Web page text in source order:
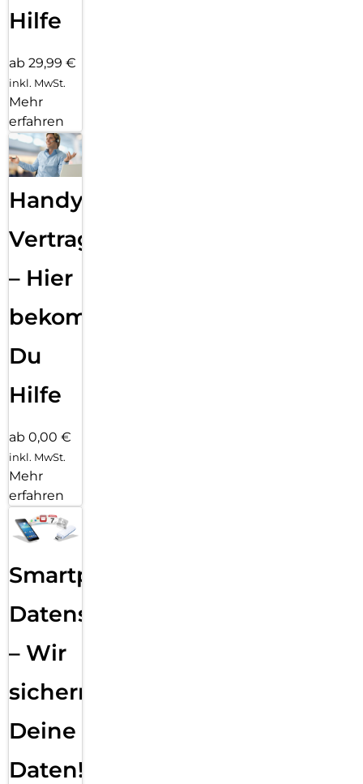
Hilfe
ab 29,99 €
inkl. MwSt.
Mehr
erfahren
Handy
Vertragsabwicklung
– Hier
bekommst
Du
Hilfe
ab 0,00 €
inkl. MwSt.
Mehr
erfahren
Smartphone
Datensicherung
– Wir
sichern
Deine
Daten!